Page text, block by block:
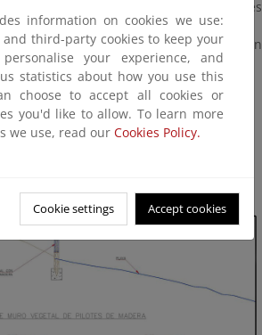
la contaminación con materiales
de especies arbóreas que puedan
los usuarios de las playas.
information on cookies we use:
third-party cookies to keep your
your experience, and
statistics about how you use this
choose to accept all cookies or
you'd like to allow. To learn more
we use, read our Cookies Policy.
Cookie settings Accept cookies